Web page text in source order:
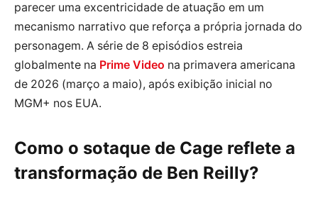
parecer uma excentricidade de atuação em um
mecanismo narrativo que reforça a própria jornada do
personagem. A série de 8 episódios estreia
globalmente na Prime Video na primavera americana
de 2026 (março a maio), após exibição inicial no
MGM+ nos EUA.
Como o sotaque de Cage reflete a
transformação de Ben Reilly?